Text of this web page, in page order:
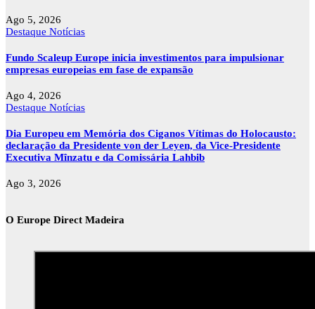
Ago 5, 2026
Destaque Notícias
Fundo Scaleup Europe inicia investimentos para impulsionar
empresas europeias em fase de expansão
Ago 4, 2026
Destaque Notícias
Dia Europeu em Memória dos Ciganos Vítimas do Holocausto:
declaração da Presidente von der Leyen, da Vice-Presidente
Executiva Mînzatu e da Comissária Lahbib
Ago 3, 2026
O Europe Direct Madeira